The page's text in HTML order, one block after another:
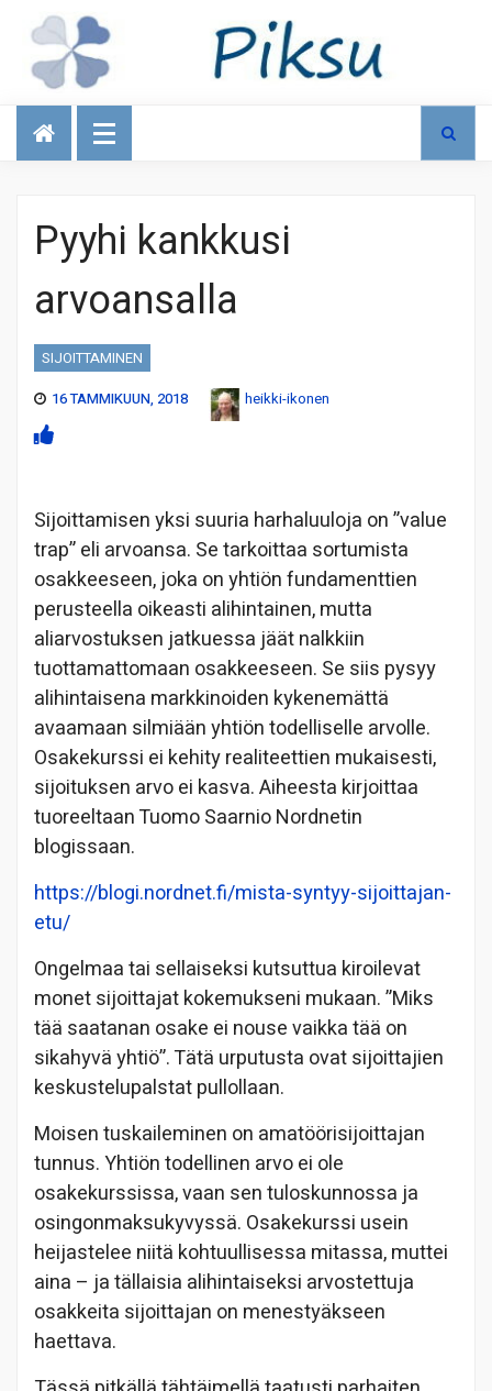
Talous
Pyyhi kankkusi
arvoansalla
SIJOITTAMINEN
16 TAMMIKUUN, 2018
heikki-ikonen
Sijoittamisen yksi suuria harhaluuloja on ”value
trap” eli arvoansa. Se tarkoittaa sortumista
osakkeeseen, joka on yhtiön fundamenttien
perusteella oikeasti alihintainen, mutta
aliarvostuksen jatkuessa jäät nalkkiin
tuottamattomaan osakkeeseen. Se siis pysyy
alihintaisena markkinoiden kykenemättä
avaamaan silmiään yhtiön todelliselle arvolle.
Osakekurssi ei kehity realiteettien mukaisesti,
sijoituksen arvo ei kasva. Aiheesta kirjoittaa
tuoreeltaan Tuomo Saarnio Nordnetin
blogissaan.
https://blogi.nordnet.fi/mista-syntyy-sijoittajan-
etu/
Ongelmaa tai sellaiseksi kutsuttua kiroilevat
monet sijoittajat kokemukseni mukaan. ”Miks
tää saatanan osake ei nouse vaikka tää on
sikahyvä yhtiö”. Tätä urputusta ovat sijoittajien
keskustelupalstat pullollaan.
Moisen tuskaileminen on amatöörisijoittajan
tunnus. Yhtiön todellinen arvo ei ole
osakekurssissa, vaan sen tuloskunnossa ja
osingonmaksukyvyssä. Osakekurssi usein
heijastelee niitä kohtuullisessa mitassa, muttei
aina – ja tällaisia alihintaiseksi arvostettuja
osakkeita sijoittajan on menestyäkseen
haettava.